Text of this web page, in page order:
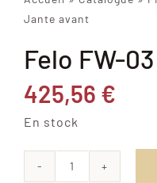
Jante avant
Felo FW-
425,56 €
En stock